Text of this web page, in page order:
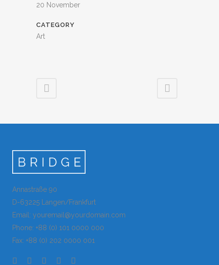
20 November
CATEGORY
Art
Annastraße 90
D-63225 Langen/Frankfurt
Email: youremail@yourdomain.com
Phone: +88 (0) 101 0000 000
Fax: +88 (0) 202 0000 001